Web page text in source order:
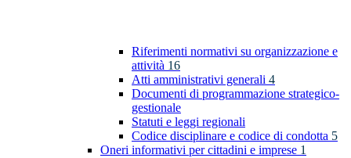
Riferimenti normativi su organizzazione e
attività 16
Atti amministrativi generali 4
Documenti di programmazione strategico-
gestionale
Statuti e leggi regionali
Codice disciplinare e codice di condotta 5
Oneri informativi per cittadini e imprese 1